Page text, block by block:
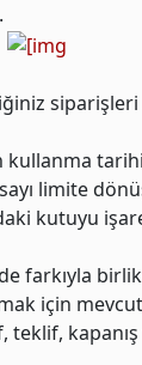
siparişleri
kullanma
limite
kutuyu
farkıyla
için
teklif,